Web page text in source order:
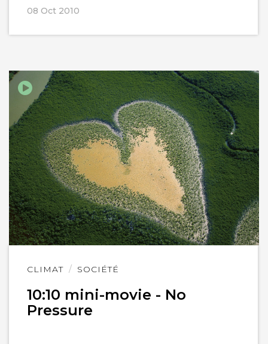
08 Oct 2010
CLIMAT SOCIÉTÉ
10:10 mini-movie - No
Pressure
Lire